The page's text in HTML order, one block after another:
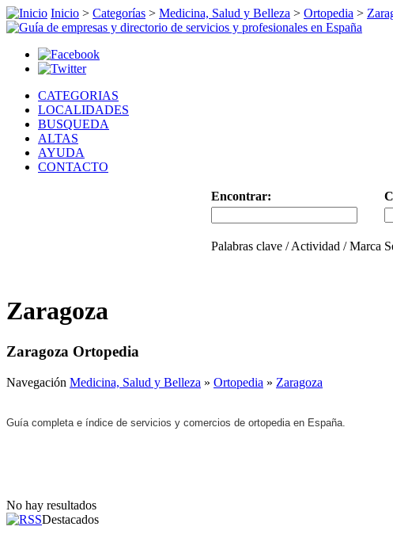
Inicio > Categorías > Medicina, Salud y Belleza > Ortopedia >
CATEGORIAS
LOCALIDADES
BUSQUEDA
ALTAS
AYUDA
CONTACTO
Encontrar:
Palabras clave / Actividad / Marca
Zaragoza
Zaragoza Ortopedia
Navegación Medicina, Salud y Belleza » Ortopedia » Zaragoza
Guía completa e índice de servicios y comercios de ortopedia en España.
No hay resultados
Destacados